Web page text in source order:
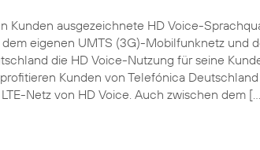
Kunden ausgezeichnete HD Voice-
eigenen UMTS (3G)-Mobilfunknetz und
die HD Voice-Nutzung für seine
Kunden von Telefónica
Netz von HD Voice. Auch zwischen dem